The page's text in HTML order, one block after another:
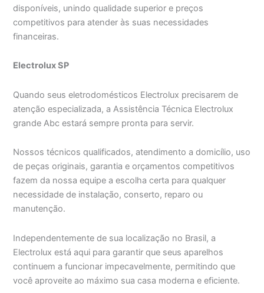
disponíveis, unindo qualidade superior e preços
competitivos para atender às suas necessidades
financeiras.
Electrolux SP
Quando seus eletrodomésticos Electrolux precisarem de
atenção especializada, a Assistência Técnica Electrolux
grande Abc estará sempre pronta para servir.
Nossos técnicos qualificados, atendimento a domicílio, uso
de peças originais, garantia e orçamentos competitivos
fazem da nossa equipe a escolha certa para qualquer
necessidade de instalação, conserto, reparo ou
manutenção.
Independentemente de sua localização no Brasil, a
Electrolux está aqui para garantir que seus aparelhos
continuem a funcionar impecavelmente, permitindo que
você aproveite ao máximo sua casa moderna e eficiente.